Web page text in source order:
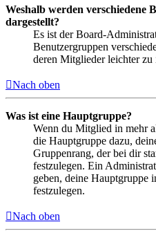
Weshalb werden verschiedene
dargestellt?
Es ist der Board-
Benutzergruppen
deren Mitglieder leichter
Nach oben
Was ist eine Hauptgruppe?
Wenn du Mitglied in mehr
die Hauptgruppe dazu,
Gruppenrang, der bei dir
festzulegen. Ein
geben, deine Hauptgruppe
festzulegen.
Nach oben